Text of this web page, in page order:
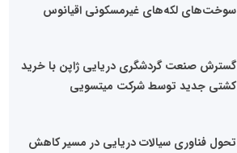
سوخت‌های لکه‌های غیرمسکونی اقیانوس
گسترش صنعت گردشگری دریایی ژاپن با خرید
کشتی جدید توسط شرکت میتسویی
تحول فناوری سیالات دریایی در مسیر کاهش